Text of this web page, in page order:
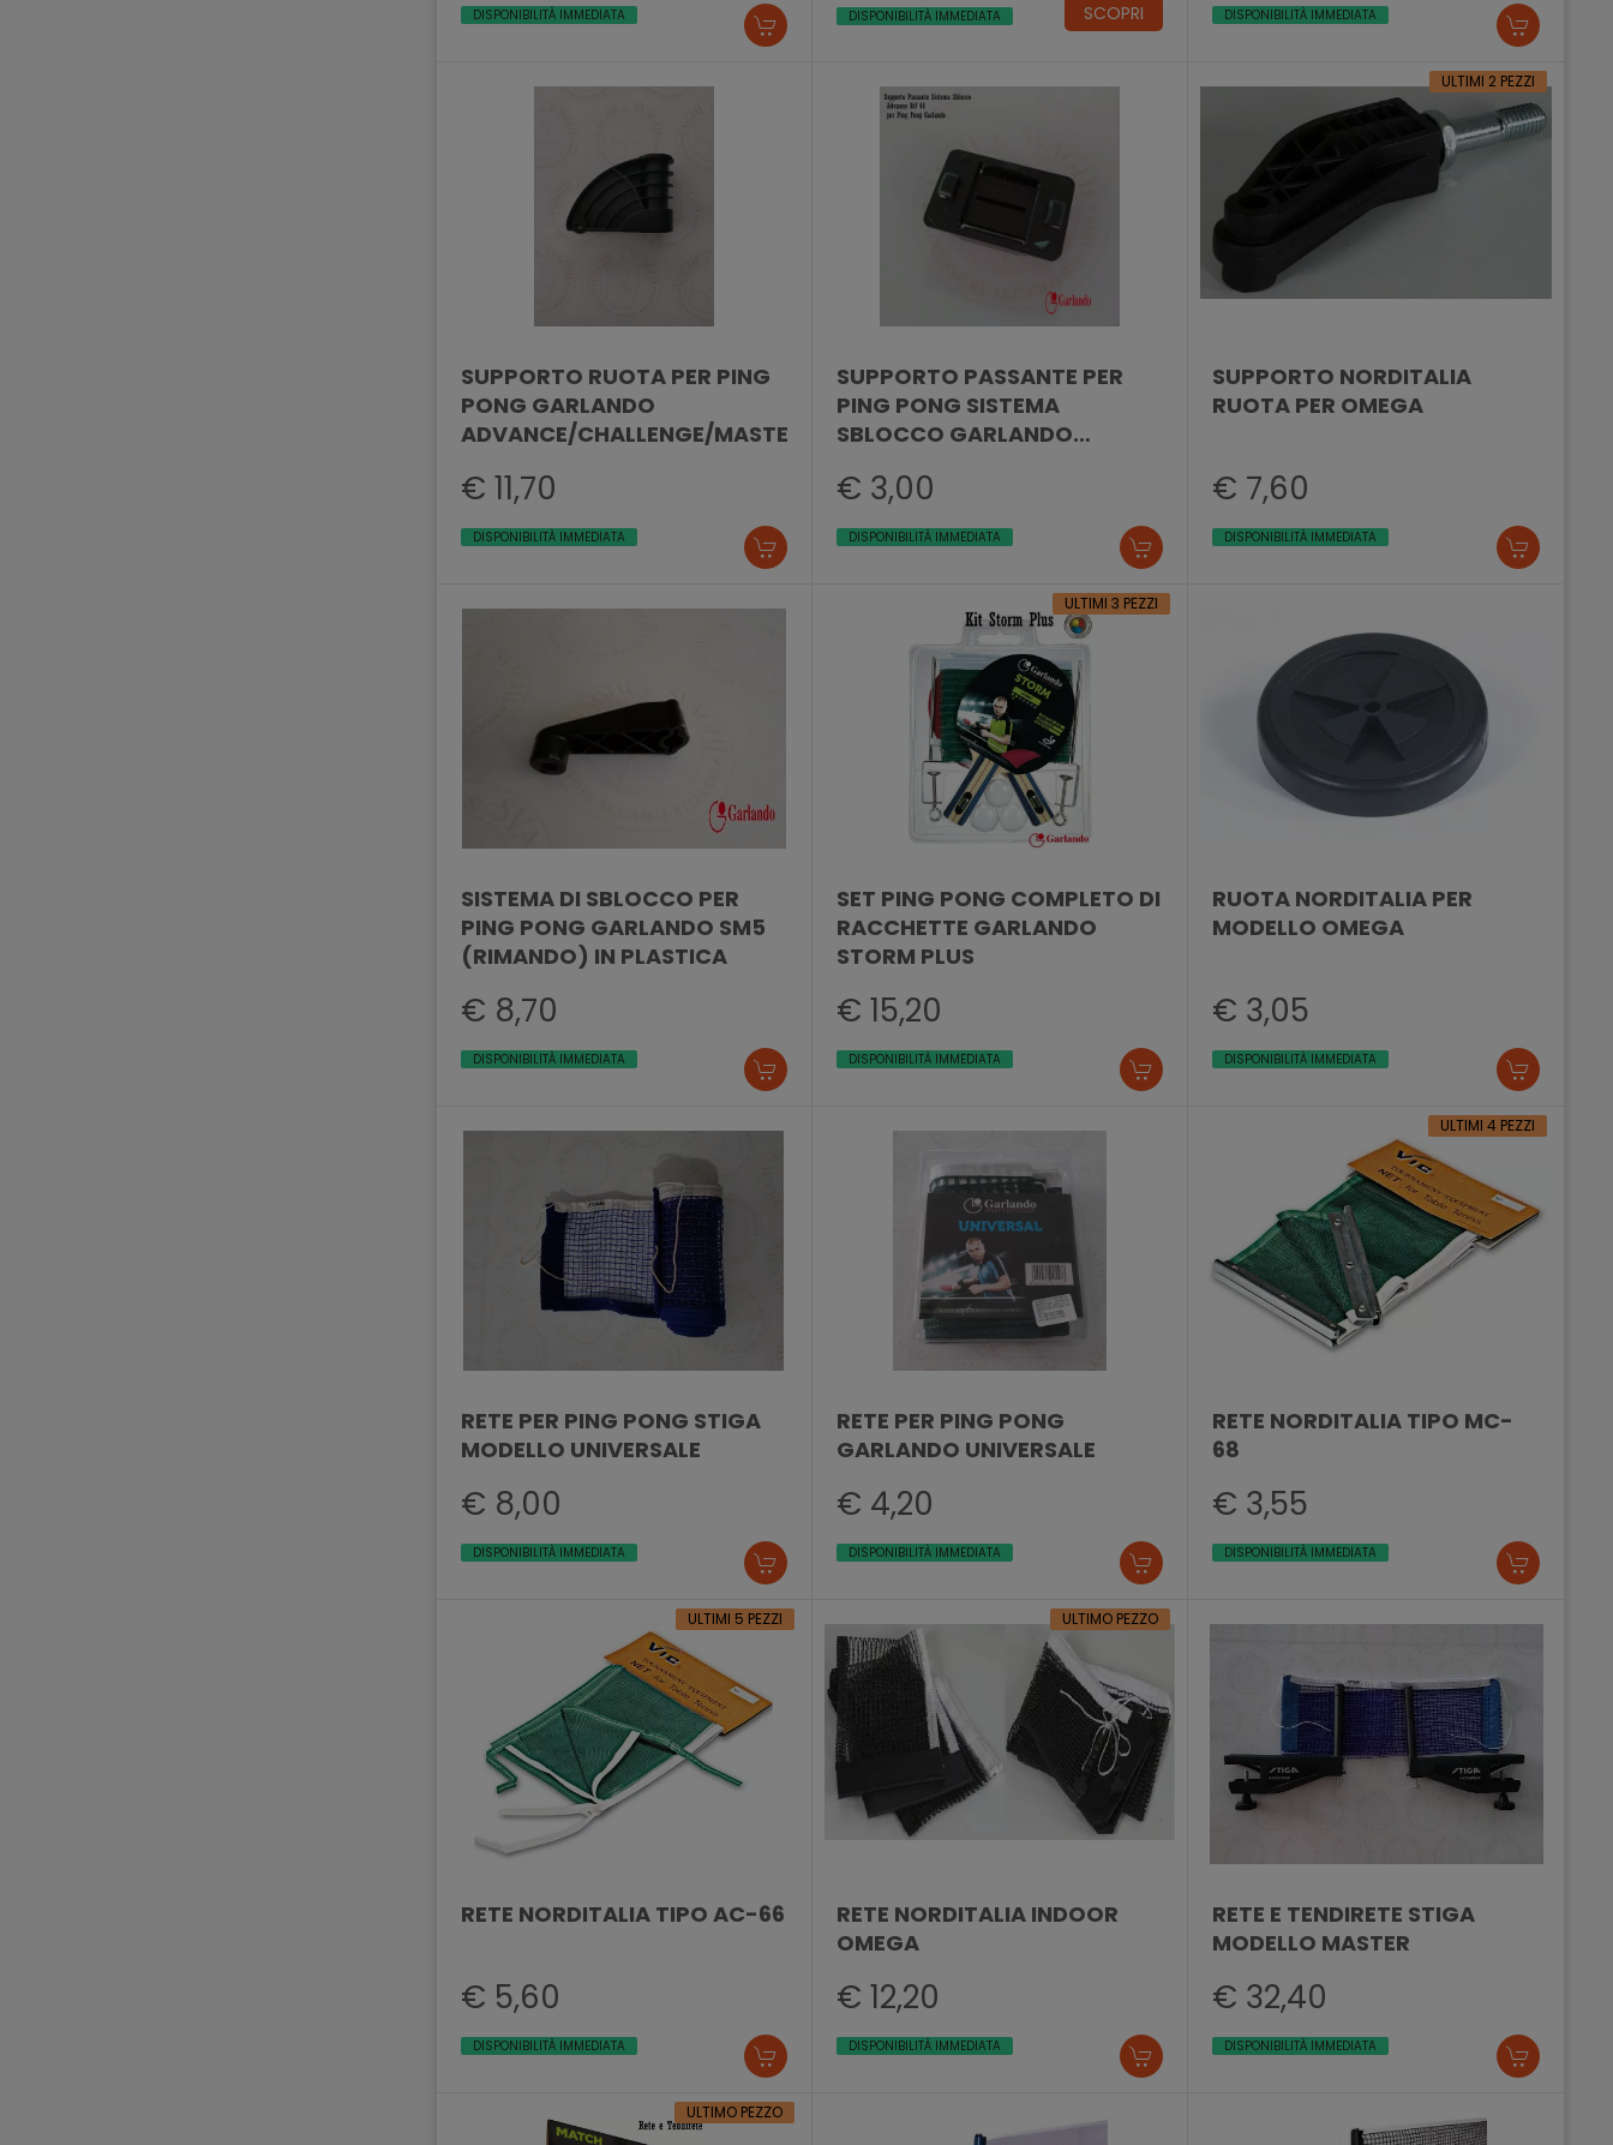
DISPONIBILITÀ IMMEDIATA DISPONIBILITÀ IMMEDIATA SCOPRI DISPONIBILITÀ IMMEDIATA
SUPPORTO RUOTA PER PING
PONG GARLANDO
ADVANCE/CHALLENGE/MASTER
€ 11,70
DISPONIBILITÀ IMMEDIATA
SUPPORTO PASSANTE PER
PING PONG SISTEMA
SBLOCCO GARLANDO
€ 3,00
DISPONIBILITÀ IMMEDIATA
ULTIMI 2 PEZZI
SUPPORTO NORDITALIA
RUOTA PER OMEGA
€ 7,60
DISPONIBILITÀ IMMEDIATA
SISTEMA DI SBLOCCO PER
PING PONG GARLANDO SM5
(RIMANDO) IN PLASTICA
€ 8,70
DISPONIBILITÀ IMMEDIATA
ULTIMI 3 PEZZI
SET PING PONG COMPLETO DI
RACCHETTE GARLANDO
STORM PLUS
€ 15,20
DISPONIBILITÀ IMMEDIATA
RUOTA NORDITALIA PER
MODELLO OMEGA
€ 3,05
DISPONIBILITÀ IMMEDIATA
RETE PER PING PONG STIGA
MODELLO UNIVERSALE
€ 8,00
DISPONIBILITÀ IMMEDIATA
RETE PER PING PONG
GARLANDO UNIVERSALE
€ 4,20
DISPONIBILITÀ IMMEDIATA
ULTIMI 4 PEZZI
RETE NORDITALIA TIPO MC-
68
€ 3,55
DISPONIBILITÀ IMMEDIATA
ULTIMI 5 PEZZI
RETE NORDITALIA TIPO AC-66
€ 5,60
DISPONIBILITÀ IMMEDIATA
ULTIMO PEZZO
RETE NORDITALIA INDOOR
OMEGA
€ 12,20
DISPONIBILITÀ IMMEDIATA
RETE E TENDIRETE STIGA
MODELLO MASTER
€ 32,40
DISPONIBILITÀ IMMEDIATA
ULTIMO PEZZO